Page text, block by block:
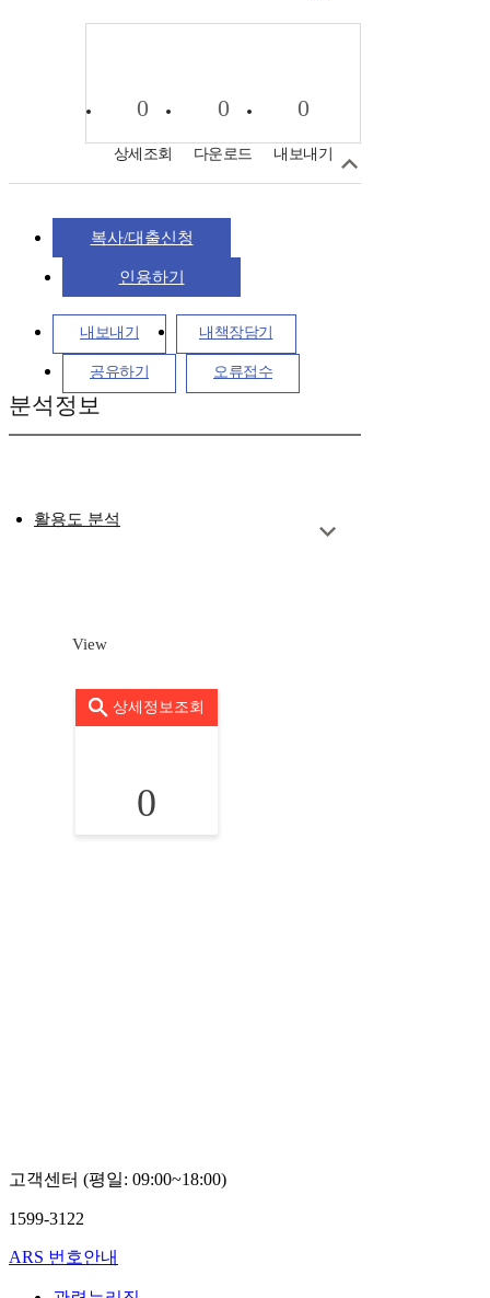
0
상세조회
0
다운로드
0
내보내기
복사/대출신청
인용하기
내보내기 내책장담기
공유하기 오류접수
분석정보
활용도 분석
View
상세정보조회
0
고객센터 (평일: 09:00~18:00)
1599-3122
ARS 번호안내